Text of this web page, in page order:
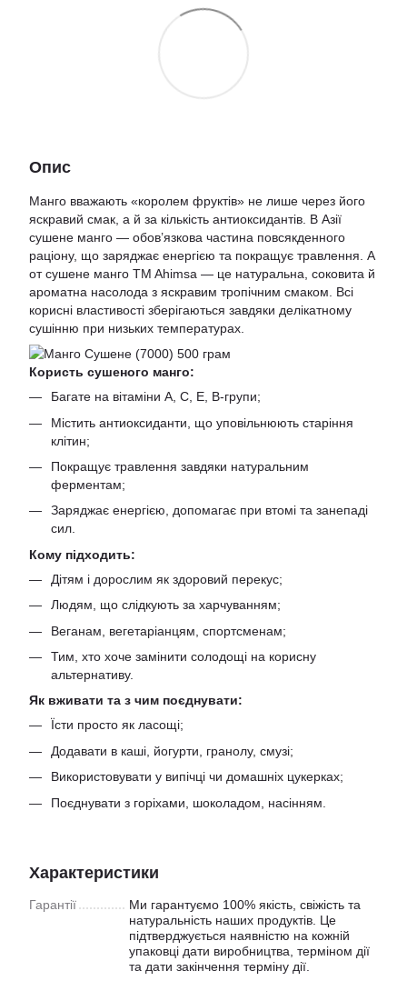
Опис
Манго вважають «королем фруктів» не лише через його
яскравий смак, а й за кількість антиоксидантів. В Азії
сушене манго — обов’язкова частина повсякденного
раціону, що заряджає енергією та покращує травлення. А
от сушене манго TM Ahimsa — це натуральна, соковита й
ароматна насолода з яскравим тропічним смаком. Всі
корисні властивості зберігаються завдяки делікатному
сушінню при низьких температурах.
Користь сушеного манго:
Багате на вітаміни A, C, E, B-групи;
Містить антиоксиданти, що уповільнюють старіння
клітин;
Покращує травлення завдяки натуральним
ферментам;
Заряджає енергією, допомагає при втомі та занепаді
сил.
Кому підходить:
Дітям і дорослим як здоровий перекус;
Людям, що слідкують за харчуванням;
Веганам, вегетаріанцям, спортсменам;
Тим, хто хоче замінити солодощі на корисну
альтернативу.
Як вживати та з чим поєднувати:
Їсти просто як ласощі;
Додавати в каші, йогурти, гранолу, смузі;
Використовувати у випічці чи домашніх цукерках;
Поєднувати з горіхами, шоколадом, насінням.
Характеристики
Гарантії
Ми гарантуємо 100% якість, свіжість та
натуральність наших продуктів. Це
підтверджується наявністю на кожній
упаковці дати виробництва, терміном дії
та дати закінчення терміну дії.